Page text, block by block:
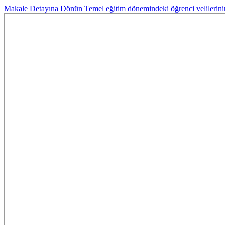
Makale Detayına Dönün Temel eğitim dönemindeki öğrenci